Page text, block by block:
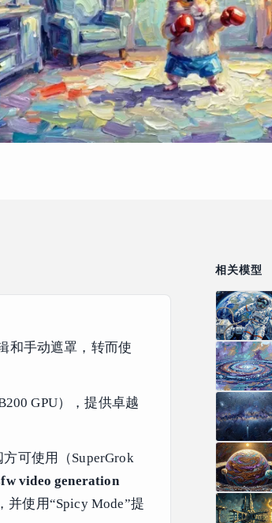
和手动遮罩，转而使
GPU），提供卓越
可使用（SuperGrok
video generation
并使用“Spicy Mode”提
相关模型